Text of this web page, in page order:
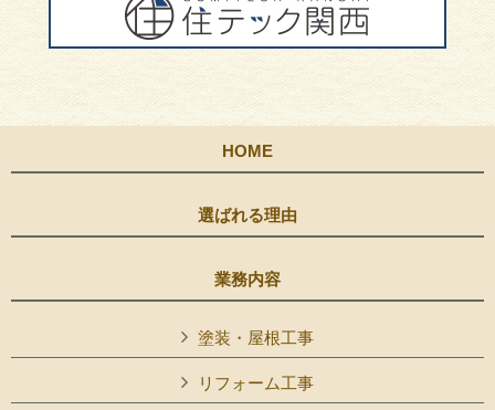
HOME
選ばれる理由
業務内容
塗装・屋根工事
リフォーム工事